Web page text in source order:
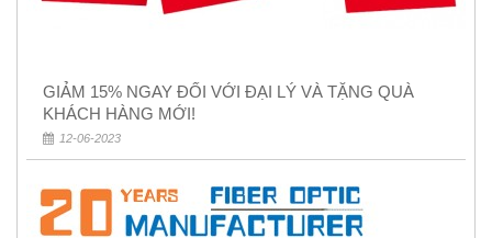
GIẢM 15% NGAY ĐỐI VỚI ĐẠI LÝ VÀ TẶNG QUÀ
KHÁCH HÀNG MỚI!
12-06-2023